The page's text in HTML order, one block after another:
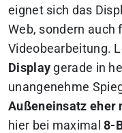
eignet sich das
Web, sondern auch
Videobearbeitung.
Display gerade in
unangenehme
Außeneinsatz eher
hier bei maximal8-